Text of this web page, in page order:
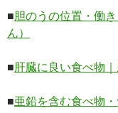
■胆のうの位置・働
ん）
■肝臓に良い食べ物
■亜鉛を含む食べ物